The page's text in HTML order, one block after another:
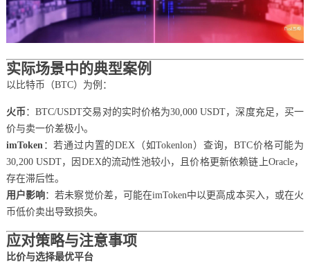
实际场景中的典型案例
以比特币（BTC）为例：
火币 ：BTC/USDT交易对的实时价格为30,000 USDT，深度充足，买一
价与卖一价差极小。
imToken：若通过内置的DEX（如Tokenlon）查询，BTC价格可能为
30,200 USDT，因DEX的流动性池较小，且价格更新依赖链上Oracle，
存在滞后性。
用户影响：若未察觉价差，可能在imToken中以更高成本买入，或在火
币低价卖出导致损失。
应对策略与注意事项
比价与选择最优平台